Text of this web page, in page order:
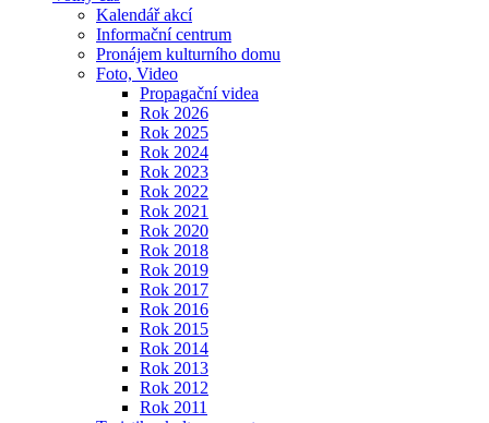
Kalendář akcí
Informační centrum
Pronájem kulturního domu
Foto, Video
Propagační videa
Rok 2026
Rok 2025
Rok 2024
Rok 2023
Rok 2022
Rok 2021
Rok 2020
Rok 2018
Rok 2019
Rok 2017
Rok 2016
Rok 2015
Rok 2014
Rok 2013
Rok 2012
Rok 2011